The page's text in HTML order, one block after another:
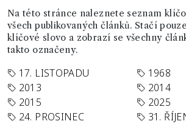
Na této stránce naleznete seznam
všech publikovaných článků. Stačí
klíčové slovo a zobrazí se všechny
takto označeny.
17. LISTOPADU
1968
2013
2014
2015
2025
24. PROSINEC
31.